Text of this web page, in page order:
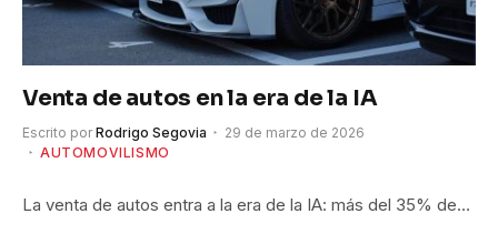
Venta de autos en la era de la IA
Escrito por Rodrigo Segovia
29 de marzo de 2026
AUTOMOVILISMO
La venta de autos entra a la era de la IA: más del 35% de…